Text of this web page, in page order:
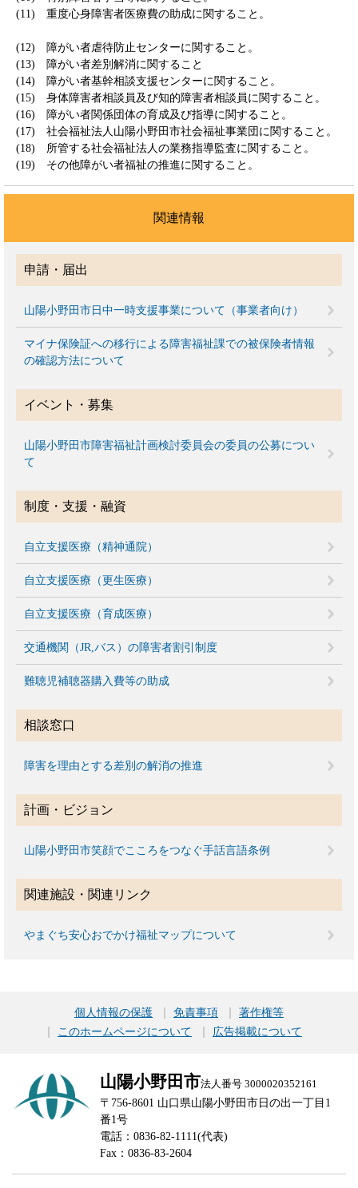
(11) 重度心身障害者医療費の助成に関すること。
(12) 障がい者虐待防止センターに関すること。
(13) 障がい者差別解消に関すること
(14) 障がい者基幹相談支援センターに関すること。
(15) 身体障害者相談員及び知的障害者相談員に関すること。
(16) 障がい者関係団体の育成及び指導に関すること。
(17) 社会福祉法人山陽小野田市社会福祉事業団に関すること。
(18) 所管する社会福祉法人の業務指導監査に関すること。
(19) その他障がい者福祉の推進に関すること。
関連情報
申請・届出
山陽小野田市日中一時支援事業について（事業者向け）
マイナ保険証への移行による障害福祉課での被保険者情報
の確認方法について
イベント・募集
山陽小野田市障害福祉計画検討委員会の委員の公募につい
て
制度・支援・融資
自立支援医療（精神通院）
自立支援医療（更生医療）
自立支援医療（育成医療）
交通機関（JR,バス）の障害者割引制度
難聴児補聴器購入費等の助成
相談窓口
障害を理由とする差別の解消の推進
計画・ビジョン
山陽小野田市笑顔でこころをつなぐ手話言語条例
関連施設・関連リンク
やまぐち安心おでかけ福祉マップについて
個人情報の保護 免責事項
著作権等
このホームページについて
広告掲載について
山陽小野田市法人番号 3000020352161
〒756-8601 山口県山陽小野田市日の出一丁目1
番1号
電話：0836-82-1111(代表)
Fax：0836-83-2604